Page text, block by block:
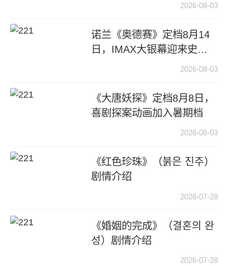
2026-08-03
诺兰《奥德赛》定档8月14
日，IMAX大银幕迎来史诗
2026-08-03
《大唐妖探》定档8月8日，
喜剧探案动画加入暑期档
2026-08-03
《红色珍珠》（붉은 진주）
剧情介绍
2026-07-28
《婚姻的完成》（결혼의 완
성）剧情介绍
2026-07-28